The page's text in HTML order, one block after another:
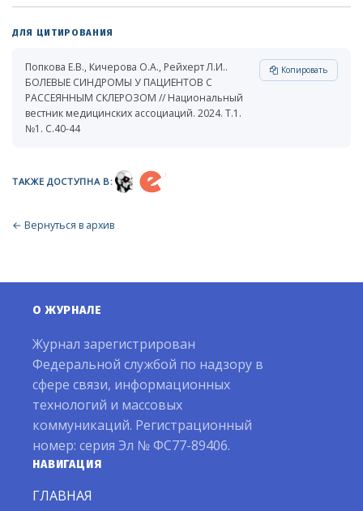
ДЛЯ ЦИТИРОВАНИЯ
Попкова Е.В., Кичерова О.А., Рейхерт Л.И..
БОЛЕВЫЕ СИНДРОМЫ У ПАЦИЕНТОВ С
РАССЕЯННЫМ СКЛЕРОЗОМ // Национальный
вестник медицинских ассоциаций. 2024. Т.1.
№1. С.40-44
Копировать
ТАКЖЕ ДОСТУПНА В:
← Вернуться в архив
О ЖУРНАЛЕ
Журнал зарегистрирован
Федеральной службой по надзору в
сфере связи, информационных
технологий и массовых
коммуникаций. Регистрационный
номер: серия Эл № ФС77-89406.
НАВИГАЦИЯ
ГЛАВНАЯ